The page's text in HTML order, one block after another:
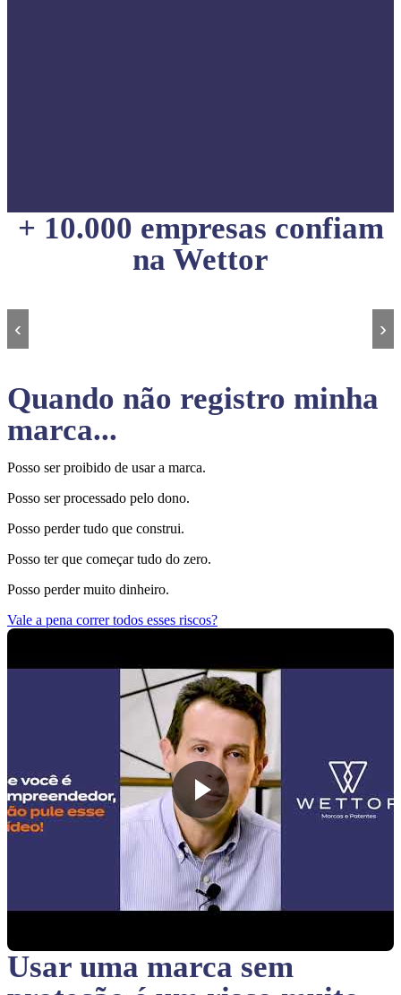
+ 10.000 empresas confiam
na Wettor
‹ ›
Quando não registro minha
marca...
Posso ser proibido de usar a marca.
Posso ser processado pelo dono.
Posso perder tudo que construi.
Posso ter que começar tudo do zero.
Posso perder muito dinheiro.
Vale a pena correr todos esses riscos?
Usar uma marca sem